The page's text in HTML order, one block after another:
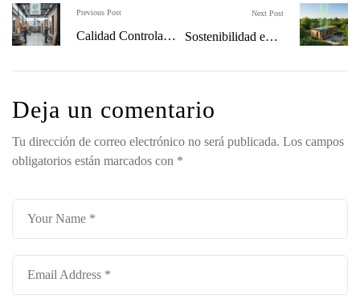
Previous Post
Calidad Controlada
Minimiza Errores y
Next Post
Sostenibilidad en la
Reduce Residuos y
Deja un comentario
Tu dirección de correo electrónico no será publicada. Los campos
obligatorios están marcados con *